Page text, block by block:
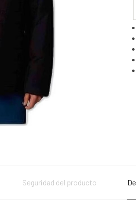
Seguridad del producto